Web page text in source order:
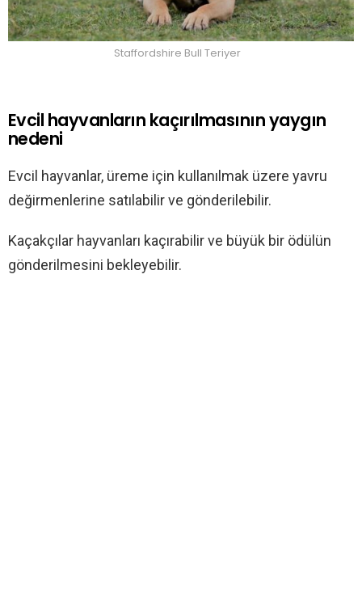
Staffordshire Bull Teriyer
Evcil hayvanların kaçırılmasının yaygın
nedeni
Evcil hayvanlar, üreme için kullanılmak üzere yavru
değirmenlerine satılabilir ve gönderilebilir.
Kaçakçılar hayvanları kaçırabilir ve büyük bir ödülün
gönderilmesini bekleyebilir.